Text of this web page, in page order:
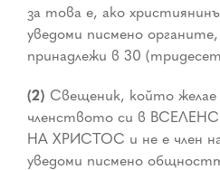
за това е, ако
уведоми писмено
принадлежи в 30
(2) Свещеник, който желае
членството си в
НА ХРИСТОС и не е член
уведоми писмено